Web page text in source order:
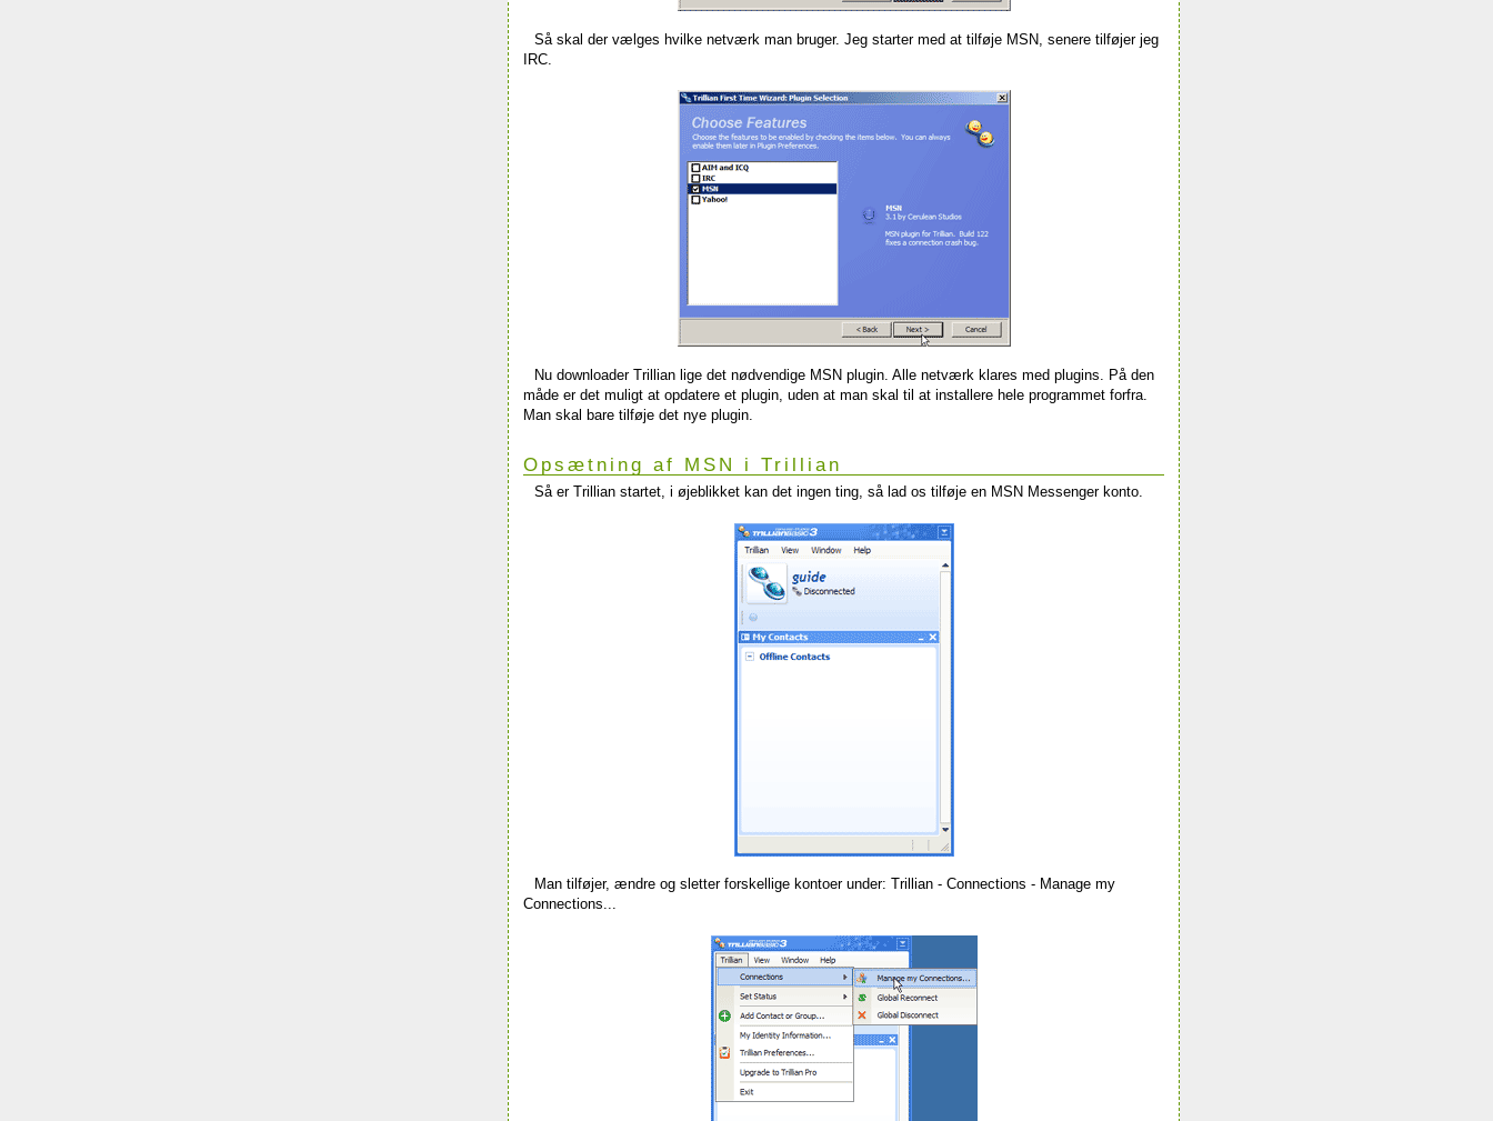
Så skal der vælges hvilke netværk man bruger. Jeg starter med at tilføje MSN, senere tilføjer jeg
IRC.
Nu downloader Trillian lige det nødvendige MSN plugin. Alle netværk klares med plugins. På den
måde er det muligt at opdatere et plugin, uden at man skal til at installere hele programmet forfra.
Man skal bare tilføje det nye plugin.
Opsætning af MSN i Trillian
Så er Trillian startet, i øjeblikket kan det ingen ting, så lad os tilføje en MSN Messenger konto.
Man tilføjer, ændre og sletter forskellige kontoer under: Trillian - Connections - Manage my
Connections...